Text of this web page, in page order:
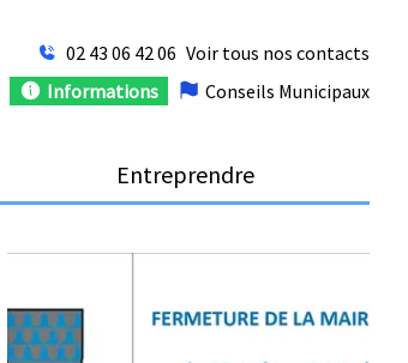
02 43 06 42 06 Voir tous nos contacts
Informations Conseils Municipaux
Entreprendre